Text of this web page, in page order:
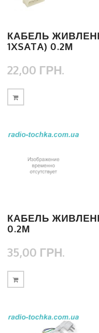
КАБЕЛЬ
1XSATA) 0.2М
22,00 ГРН.
КАБЕЛЬ
0.2М
35,00 ГРН.